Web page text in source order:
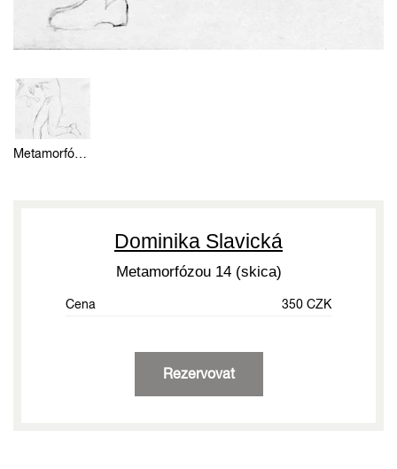
Metamorfózou 14 (skica)
Dominika Slavická
Metamorfózou 14 (skica)
Cena 350 CZK
Rezervovat